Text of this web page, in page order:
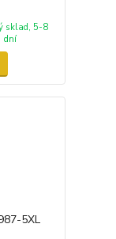
sklad, 5-8
dní